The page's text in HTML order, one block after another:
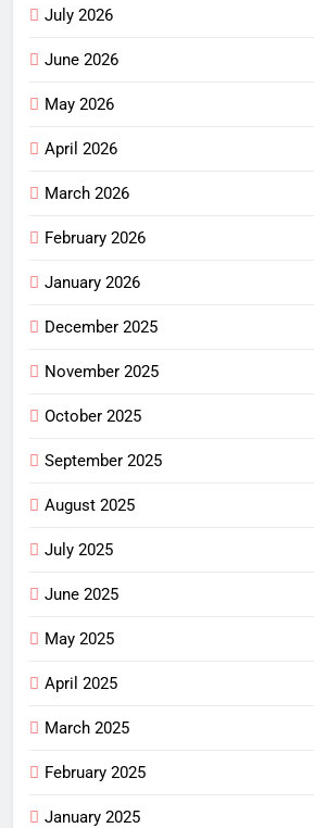
July 2026
June 2026
May 2026
April 2026
March 2026
February 2026
January 2026
December 2025
November 2025
October 2025
September 2025
August 2025
July 2025
June 2025
May 2025
April 2025
March 2025
February 2025
January 2025